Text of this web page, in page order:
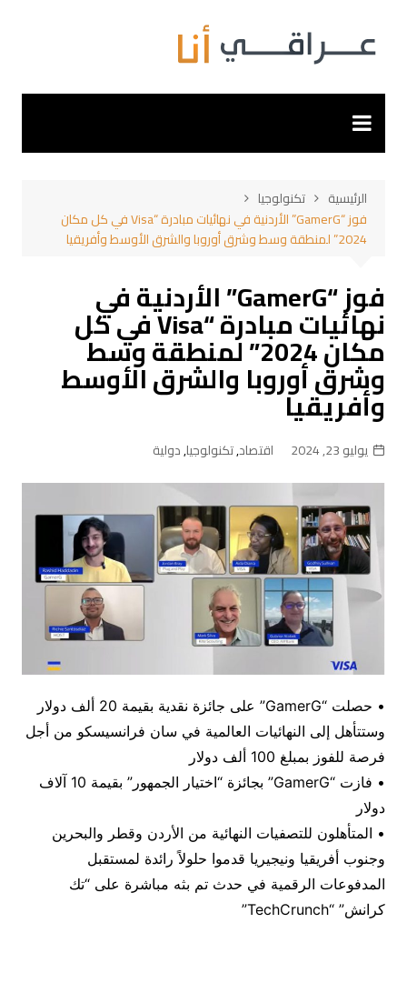
المحتوى
الرئيسية
تكنولوجيا
فوز “GamerG” الأردنية في نهائيات مبادرة “Visa في كل مكان
2024” لمنطقة وسط وشرق أوروبا والشرق الأوسط وأفريقيا
فوز “GamerG” الأردنية في
نهائيات مبادرة “Visa في كل
مكان 2024” لمنطقة وسط
وشرق أوروبا والشرق الأوسط
وأفريقيا
يوليو 23, 2024 اقتصاد,تكنولوجيا,دولية
• حصلت “GamerG” على جائزة نقدية بقيمة 20 ألف دولار
وستتأهل إلى النهائيات العالمية في سان فرانسيسكو من أجل
فرصة للفوز بمبلغ 100 ألف دولار
• فازت “GamerG” بجائزة “اختيار الجمهور” بقيمة 10 آلاف
دولار
• المتأهلون للتصفيات النهائية من الأردن وقطر والبحرين
وجنوب أفريقيا ونيجيريا قدموا حلولاً رائدة لمستقبل
المدفوعات الرقمية في حدث تم بثه مباشرة على “تك
كرانش” “TechCrunch”